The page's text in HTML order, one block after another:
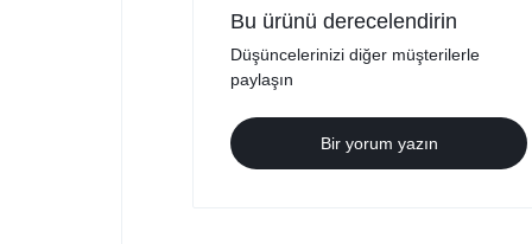
Bu ürünü derecelendirin
Düşüncelerinizi diğer müşterilerle
paylaşın
Bir yorum yazın